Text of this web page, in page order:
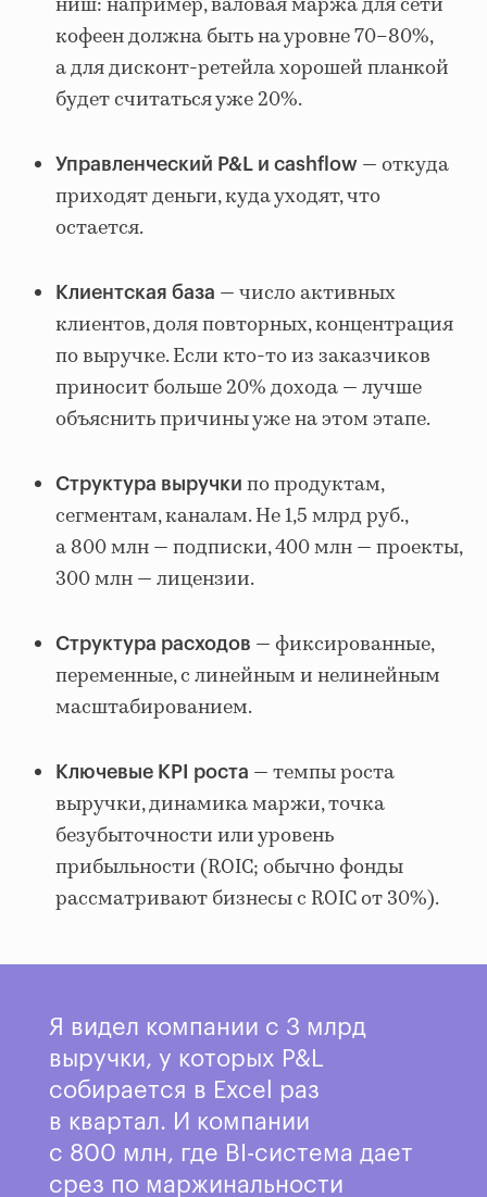
ниш: например, валовая маржа для сети
кофеен должна быть на уровне 70–80%,
а для дисконт-ретейла хорошей планкой
будет считаться уже 20%.
Управленческий P&L и cashflow — откуда
приходят деньги, куда уходят, что
остается.
Клиентская база — число активных
клиентов, доля повторных, концентрация
по выручке. Если кто-то из заказчиков
приносит больше 20% дохода — лучше
объяснить причины уже на этом этапе.
Структура выручки по продуктам,
сегментам, каналам. Не 1,5 млрд руб.,
а 800 млн — подписки, 400 млн — проекты,
300 млн — лицензии.
Структура расходов — фиксированные,
переменные, с линейным и нелинейным
масштабированием.
Ключевые KPI роста — темпы роста
выручки, динамика маржи, точка
безубыточности или уровень
прибыльности (ROIC; обычно фонды
рассматривают бизнесы с ROIC от 30%).
Я видел компании с 3 млрд
выручки, у которых P&L
собирается в Excel раз
в квартал. И компании
с 800 млн, где BI-система дает
срез по маржинальности